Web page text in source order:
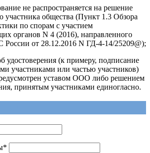
не распространяется на решение
участника общества (Пункт 1.3 Обзора
по спорам с участием
органов N 4 (2016), направленного
от 28.12.2016 N ГД-4-14/25209@);
удостоверения (к примеру, подписание
участниками или частью участников)
уставом ООО либо решением
принятым участниками единогласно.
*